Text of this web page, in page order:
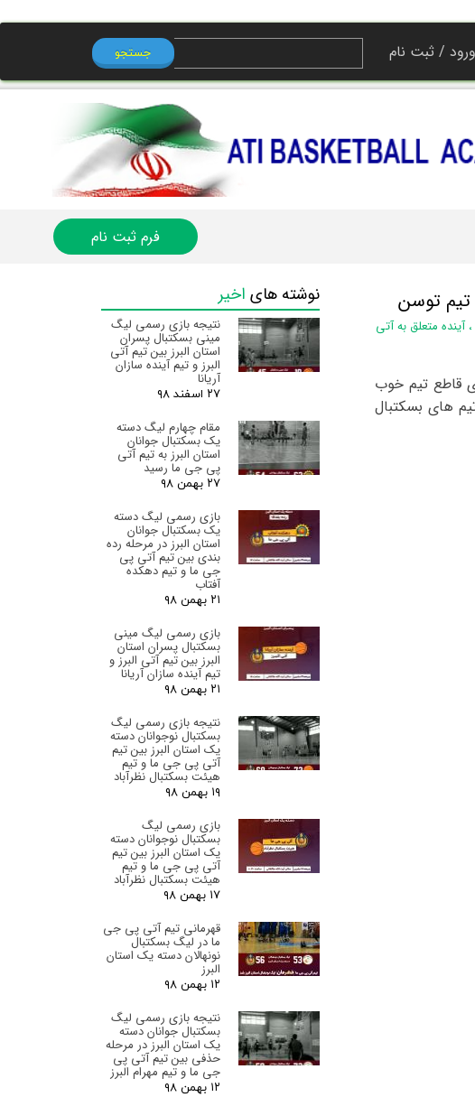
ورود / ثبت نام
حساب کاربری من
سفارشات
جستجو
فرم ثبت نام
تیم توسن
،آینده متعلق به آتی
قاطع تیم خوب
های بسکتبال
نوشته های اخیر
نتیجه بازی رسمی لیگ
مینی بسکتبال پسران
استان البرز‌ بین تیم آتی
البرز و تیم آینده سازان
آریانا
۲۷ اسفند ۹۸
مقام چهارم لیگ دسته
یک بسکتبال جوانان
استان البرز‌ به تیم آتی
پی جی ما رسید
۲۷ بهمن ۹۸
بازی رسمی لیگ دسته
یک بسکتبال جوانان
استان البرز‌ در مرحله رده
بندی بین تیم آتی پی
جی ما و تیم دهکده
آفتاب
۲۱ بهمن ۹۸
بازی رسمی لیگ مینی
بسکتبال پسران استان
البرز‌ بین تیم آتی البرز و
تیم آینده سازان آریانا
۲۱ بهمن ۹۸
نتیجه بازی رسمی لیگ
بسکتبال نوجوانان دسته
یک استان البرز‌ بین تیم
آتی پی جی ما و تیم
هیئت بسکتبال نظرآباد
۱۹ بهمن ۹۸
بازی رسمی لیگ
بسکتبال نوجوانان دسته
یک استان البرز‌ بین تیم
آتی پی جی ما و تیم
هیئت بسکتبال نظرآباد
۱۷ بهمن ۹۸
قهرمانی تیم آتی پی جی
ما در لیگ بسکتبال
نونهالان دسته یک استان
البرز‌
۱۲ بهمن ۹۸
نتیجه بازی رسمی لیگ
بسکتبال جوانان دسته
یک استان البرز‌ در مرحله
حذفی بین تیم آتی پی
جی ما و تیم مهرام البرز
۱۲ بهمن ۹۸